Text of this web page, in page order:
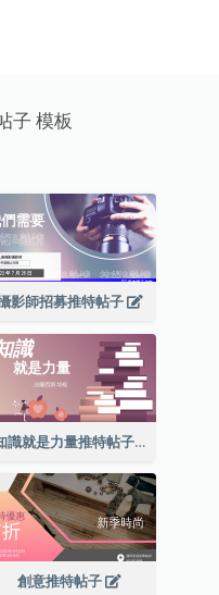
子 模板
影師招募推特帖子
知識就是力量推特帖子
創意推特帖子